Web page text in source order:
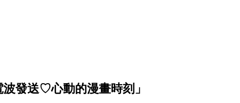
發送♡心動的漫畫時刻」